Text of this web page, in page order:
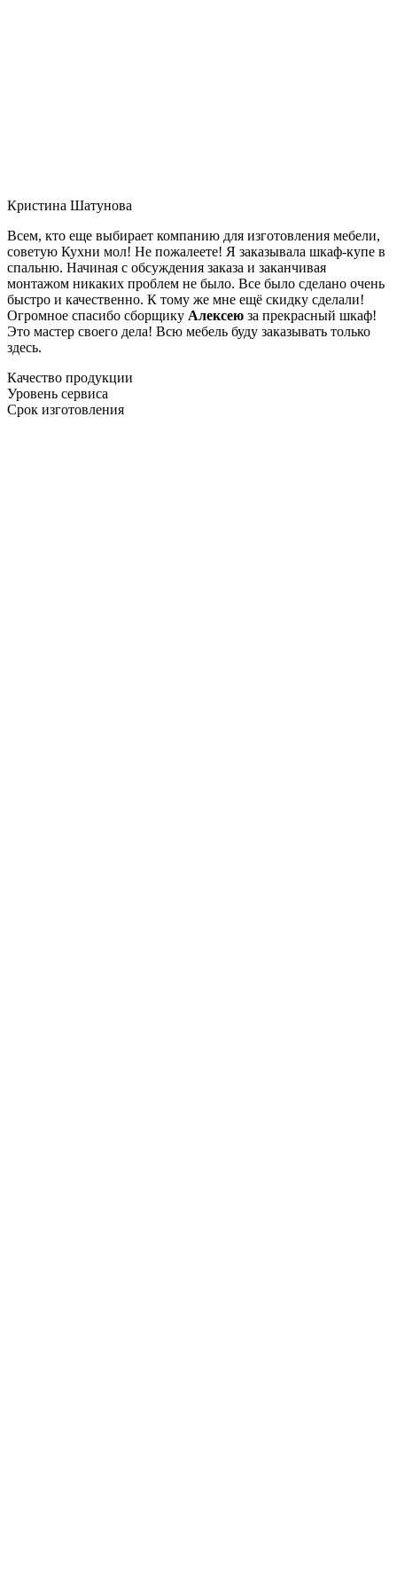
Кристина Шатунова
Всем, кто еще выбирает компанию для изготовления мебели,
советую Кухни мол! Не пожалеете! Я заказывала шкаф-купе в
спальню. Начиная с обсуждения заказа и заканчивая
монтажом никаких проблем не было. Все было сделано очень
быстро и качественно. К тому же мне ещё скидку сделали!
Огромное спасибо сборщику Алексею за прекрасный шкаф!
Это мастер своего дела! Всю мебель буду заказывать только
здесь.
Качество продукции
Уровень сервиса
Срок изготовления